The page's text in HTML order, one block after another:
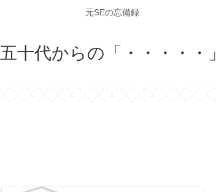
元SEの忘備録
五十代からの「・・・・・」